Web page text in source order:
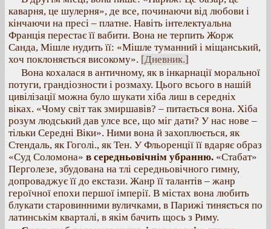
каварня, це шулерня», де все, починаючи від любови і
кінчаючи на пресі – платне. Навіть інтелектуальна
Франція перестає її вабити. Вона не терпить Жорж
Санда, Мішле нудить її: «Мішле туманний і міщанський,
хоч поклоняється високому». [Дневник.]
Вона кохалася в античному, як в інкарнації моральної
потуги, грандіозности і розмаху. Цього всього в нашій
цивілізації можна було шукати хіба лиш в середніх
віках. «Чому світ так змиршавів? – питається вона. Хіба
розум людський дав улсе все, що міг дати? У нас нове –
тільки Середні Віки». Ними вона й захоплюється, як
Стендаль, як Гоголі., як Тен. У Фльоренції її вдаряє образ
«Суд Соломона» в середньовічнім убранню. «Стабат»
Перголезе, збудована на тлі середньовічного гимну,
допроваджує її до екстази. Жанр її талантів – жанр
героїчної епохи першої імперії. В містах вона любить
блукати старовинними вуличками, в Парижі тиняється по
латинськім кварталі, в якім бачить щось з Риму.